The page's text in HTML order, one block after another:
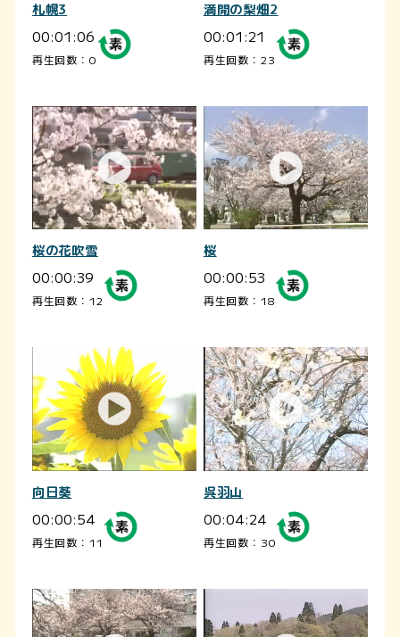
札幌3
00:01:06
再生回数：0
満開の梨畑2
00:01:21
再生回数：23
桜の花吹雪
00:00:39
再生回数：12
桜
00:00:53
再生回数：18
向日葵
00:00:54
再生回数：11
呉羽山
00:04:24
再生回数：30